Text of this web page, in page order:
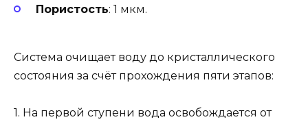
Пористость: 1 мкм.
Система очищает воду до кристаллического
состояния за счёт прохождения пяти этапов:
1. На первой ступени вода освобождается от